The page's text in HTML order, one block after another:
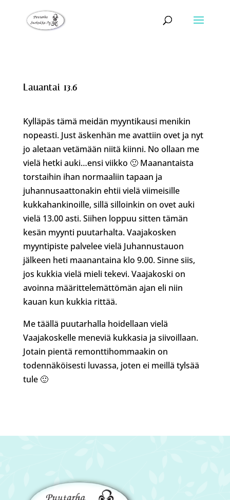
Lauantai 13.6
Kylläpäs tämä meidän myyntikausi menikin
nopeasti. Just äskenhän me avattiin ovet ja nyt
jo aletaan vetämään niitä kiinni. No ollaan me
vielä hetki auki…ensi viikko 🙂 Maanantaista
torstaihin ihan normaaliin tapaan ja
juhannusaattonakin ehtii vielä viimeisille
kukkahankinoille, sillä silloinkin on ovet auki
vielä 13.00 asti. Siihen loppuu sitten tämän
kesän myynti puutarhalta. Vaajakosken
myyntipiste palvelee vielä Juhannustauon
jälkeen heti maanantaina klo 9.00. Sinne siis,
jos kukkia vielä mieli tekevi. Vaajakoski on
avoinna määrittelemättömän ajan eli niin
kauan kun kukkia rittää.
Me täällä puutarhalla hoidellaan vielä
Vaajakoskelle meneviä kukkasia ja siivoillaan.
Jotain pientä remonttihommaakin on
todennäköisesti luvassa, joten ei meillä tylsää
tule 🙂